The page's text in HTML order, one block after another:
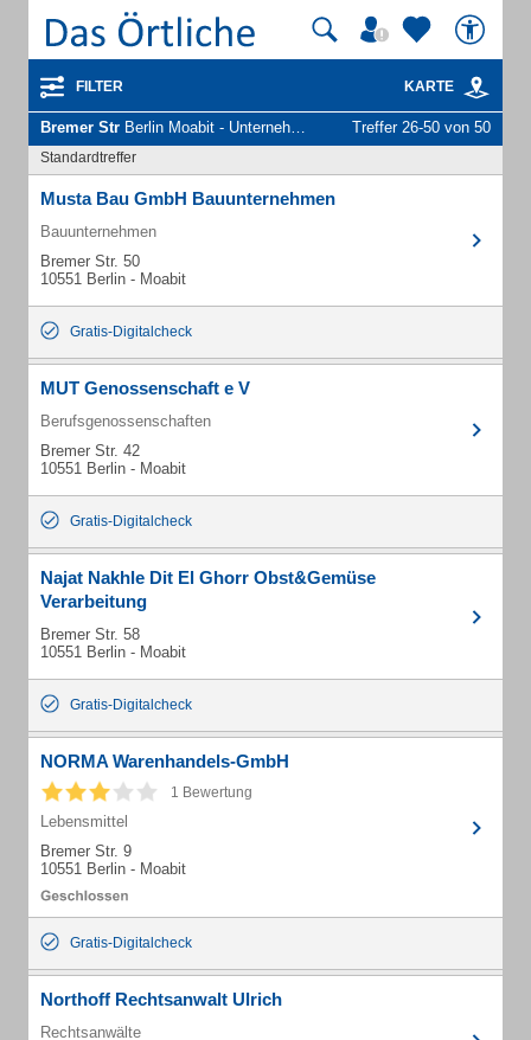
FILTER KARTE
Bremer Str Berlin Moabit - Unternehmen und Personen Treffer 26-50 von 50
Standardtreffer
Musta Bau GmbH Bauunternehmen
Bauunternehmen
Bremer Str. 50
10551 Berlin - Moabit
Gratis-Digitalcheck
MUT Genossenschaft e V
Berufsgenossenschaften
Bremer Str. 42
10551 Berlin - Moabit
Gratis-Digitalcheck
Najat Nakhle Dit El Ghorr Obst&Gemüse
Verarbeitung
Bremer Str. 58
10551 Berlin - Moabit
Gratis-Digitalcheck
NORMA Warenhandels-GmbH
1 Bewertung
Lebensmittel
Bremer Str. 9
10551 Berlin - Moabit
Gratis-Digitalcheck
Northoff Rechtsanwalt Ulrich
Rechtsanwälte